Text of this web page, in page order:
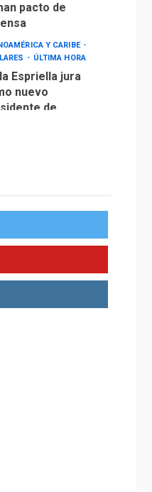
pacto de
Y CARIBE
ÚLTIMA HORA
Espriella jura
nuevo
de
alcanzar 3
ÚLTIMA HORA
y sin
de